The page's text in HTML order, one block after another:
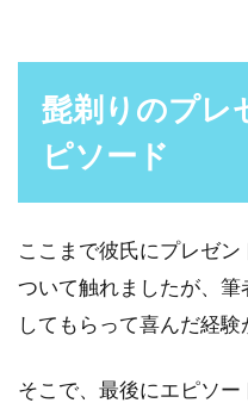
髭剃りのプレ
ピソード
ここまで彼氏にプレゼ
ついて触れましたが、筆
してもらって喜んだ経験
そこで、最後にエピソー